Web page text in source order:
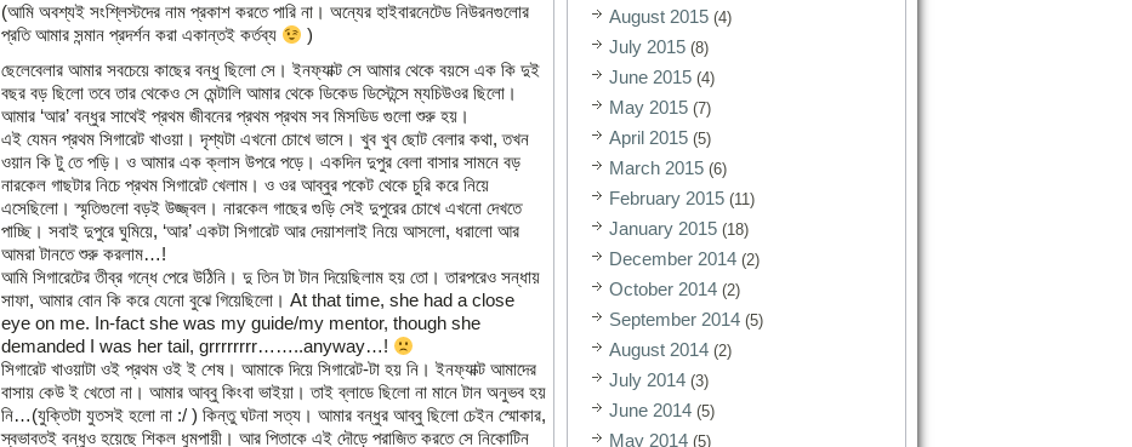
(আমি অবশ্যই সংশ্লিস্টদের নাম প্রকাশ করতে পারি না। অন্যের হাইবারনেটেড নিউরনগুলোর
প্রতি আমার সন্মান প্রদর্শন করা একান্তই কর্তব্য
)
ছেলেবেলার আমার সবচেয়ে কাছের বন্ধু ছিলো সে। ইনফ্যাক্ট সে আমার থেকে বয়সে এক কি দুই
বছর বড় ছিলো তবে তার থেকেও সে মেন্টালি আমার থেকে ডিকেড ডিস্টেন্সে ম্যচিউওর ছিলো।
আমার ‘আর’ বন্ধুর সাথেই প্রথম জীবনের প্রথম প্রথম সব মিসডিড গুলো শুরু হয়।
এই যেমন প্রথম সিগারেট খাওয়া। দৃশ্যটা এখনো চোখে ভাসে। খুব খুব ছোট বেলার কথা, তখন
ওয়ান কি টু তে পড়ি। ও আমার এক ক্লাস উপরে পড়ে। একদিন দুপুর বেলা বাসার সামনে বড়
নারকেল গাছটার নিচে প্রথম সিগারেট খেলাম। ও ওর আব্বুর পকেট থেকে চুরি করে নিয়ে
এসেছিলো। স্মৃতিগুলো বড়ই উজ্জ্বল। নারকেল গাছের গুড়ি সেই দুপুরের চোখে এখনো দেখতে
পাচ্ছি। সবাই দুপুরে ঘুমিয়ে, ‘আর’ একটা সিগারেট আর দেয়াশলাই নিয়ে আসলো, ধরালো আর
আমরা টানতে শুরু করলাম…!
আমি সিগারেটের তীব্র গন্ধে পেরে উঠিনি। দু তিন টা টান দিয়েছিলাম হয় তো। তারপরেও সন্ধায়
সাফা, আমার বোন কি করে যেনো বুঝে গিয়েছিলো। At that time, she had a close
eye on me. In-fact she was my guide/my mentor, though she
demanded I was her tail, grrrrrrrr……..anyway…!
সিগারেট খাওয়াটা ওই প্রথম ওই ই শেষ। আমাকে দিয়ে সিগারেট-টা হয় নি। ইনফ্যাক্ট আমাদের
বাসায় কেউ ই খেতো না। আমার আব্বু কিংবা ভাইয়া। তাই ব্লাডে ছিলো না মানে টান অনুভব হয়
নি…(যুক্তিটা যুতসই হলো না :/ ) কিন্তু ঘটনা সত্য। আমার বন্ধুর আব্বু ছিলো চেইন স্মোকার,
স্বভাবতই বন্ধুও হয়েছে শিকল ধুমপায়ী। আর পিতাকে এই দৌড়ে পরাজিত করতে সে নিকোটিন
August 2015 (4)
July 2015 (8)
June 2015 (4)
May 2015 (7)
April 2015 (5)
March 2015 (6)
February 2015 (11)
January 2015 (18)
December 2014 (2)
October 2014 (2)
September 2014 (5)
August 2014 (2)
July 2014 (3)
June 2014 (5)
May 2014 (5)